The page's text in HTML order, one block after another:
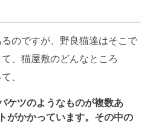
のですが、野良猫達はそこで
、猫屋敷のどんなところ
、
ケツのようなものが複数あ
がかかっています。その中の